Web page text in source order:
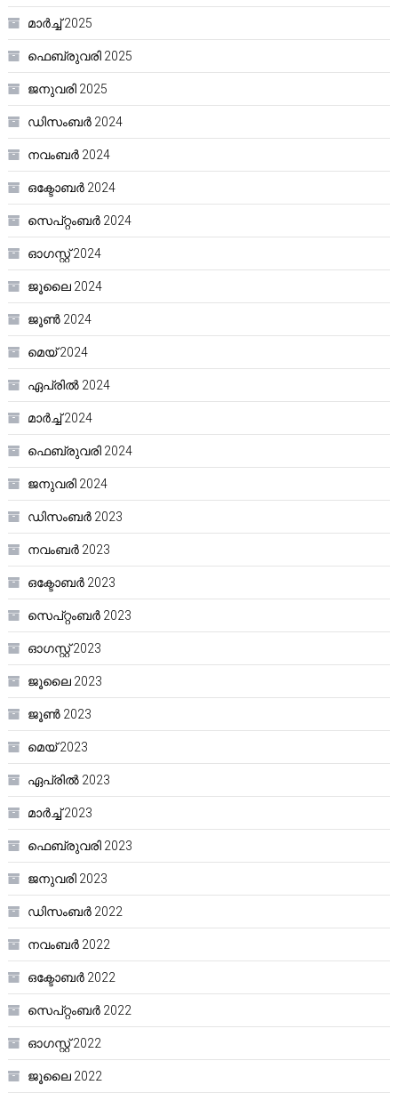
മാർച്ച്‌ 2025
ഫെബ്രുവരി 2025
ജനുവരി 2025
ഡിസംബർ 2024
നവംബർ 2024
ഒക്ടോബർ 2024
സെപ്റ്റംബർ 2024
ഓഗസ്റ്റ്‌ 2024
ജൂലൈ 2024
ജൂൺ 2024
മെയ്‌ 2024
ഏപ്രിൽ 2024
മാർച്ച്‌ 2024
ഫെബ്രുവരി 2024
ജനുവരി 2024
ഡിസംബർ 2023
നവംബർ 2023
ഒക്ടോബർ 2023
സെപ്റ്റംബർ 2023
ഓഗസ്റ്റ്‌ 2023
ജൂലൈ 2023
ജൂൺ 2023
മെയ്‌ 2023
ഏപ്രിൽ 2023
മാർച്ച്‌ 2023
ഫെബ്രുവരി 2023
ജനുവരി 2023
ഡിസംബർ 2022
നവംബർ 2022
ഒക്ടോബർ 2022
സെപ്റ്റംബർ 2022
ഓഗസ്റ്റ്‌ 2022
ജൂലൈ 2022